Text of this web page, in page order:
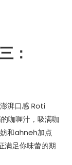
：
湃口感 Roti
咖喱汁，吸满咖
和ahneh加点
满足你味蕾的期